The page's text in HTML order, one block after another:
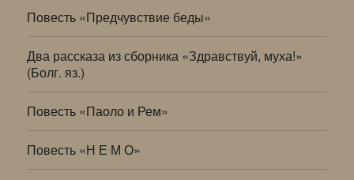
Повесть «Предчувствие беды»
Два рассказа из сборника «Здравствуй, муха!»
(Болг. яз.)
Повесть «Паоло и Рем»
Повесть «Н Е М О»